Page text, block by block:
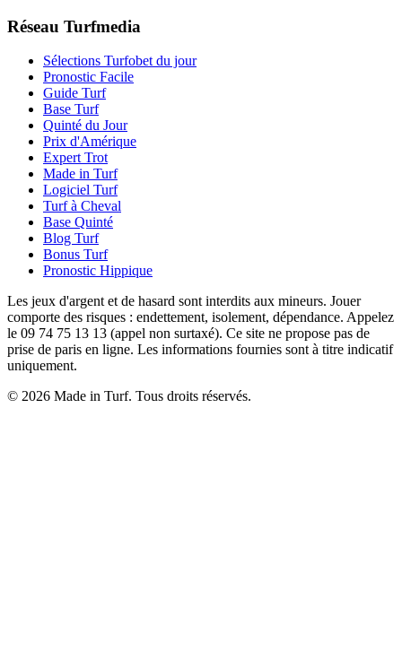
Réseau Turfmedia
Sélections Turfobet du jour
Pronostic Facile
Guide Turf
Base Turf
Quinté du Jour
Prix d'Amérique
Expert Trot
Made in Turf
Logiciel Turf
Turf à Cheval
Base Quinté
Blog Turf
Bonus Turf
Pronostic Hippique
Les jeux d'argent et de hasard sont interdits aux mineurs. Jouer
comporte des risques : endettement, isolement, dépendance. Appelez
le 09 74 75 13 13 (appel non surtaxé). Ce site ne propose pas de
prise de paris en ligne. Les informations fournies sont à titre indicatif
uniquement.
© 2026 Made in Turf. Tous droits réservés.